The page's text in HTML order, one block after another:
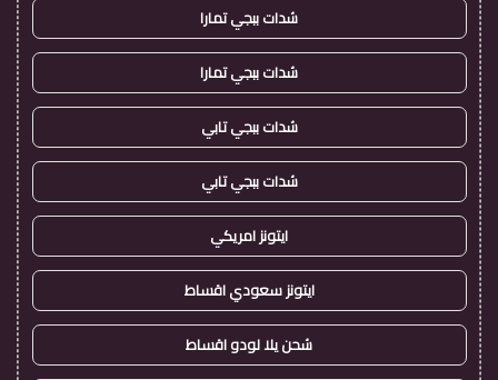
شدات ببجي تمارا
شدات ببجي تمارا
شدات ببجي تابي
شدات ببجي تابي
ايتونز امريكي
ايتونز سعودي اقساط
شحن يلا لودو اقساط